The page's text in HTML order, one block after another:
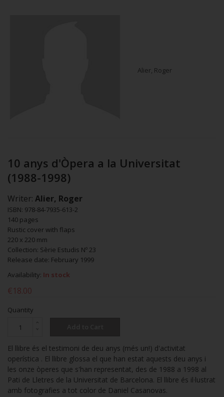
Alier, Roger
10 anys d'Òpera a la Universitat
(1988-1998)
Writer: Alier, Roger
ISBN: 978-84-7935-613-2
140 pages
Rustic cover with flaps
220 x 220 mm
Collection: Sèrie Estudis Nº 23
Release date: February 1999
Availability: In stock
€18.00
Quantity
El llibre és el testimoni de deu anys (més un!) d'activitat
operística . El llibre glossa el que han estat aquests deu anys i
les onze òperes que s'han representat, des de 1988 a 1998 al
Pati de Lletres de la Universitat de Barcelona. El llibre és il·lustrat
amb fotografies a tot color de Daniel Casanovas.